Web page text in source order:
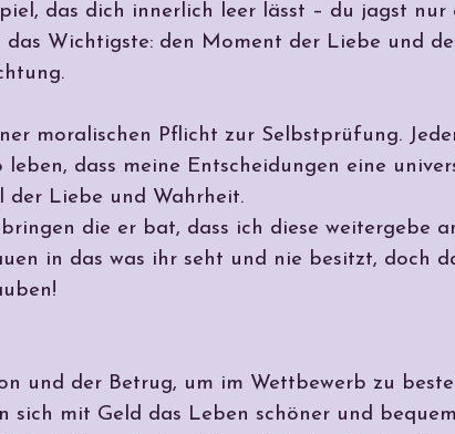
das dich innerlich leer lässt – du jagst nur
Wichtigste: den Moment der Liebe und
moralischen Pflicht zur Selbstprüfung.
dass meine Entscheidungen eine
der Liebe und Wahrheit.
die er bat, dass ich diese weitergebe
in das was ihr seht und nie besitzt, doch
und der Betrug, um im Wettbewerb zu
mit Geld das Leben schöner und